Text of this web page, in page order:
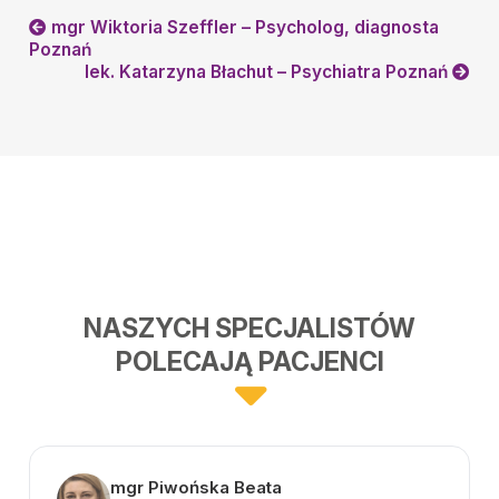
mgr Wiktoria Szeffler – Psycholog, diagnosta
Poznań
lek. Katarzyna Błachut – Psychiatra Poznań
NASZYCH SPECJALISTÓW
POLECAJĄ PACJENCI
mgr Piwońska Beata